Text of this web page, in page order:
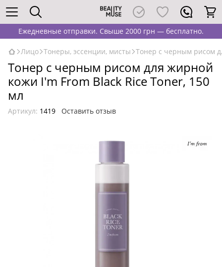
Ежедневные отправки. Свыше 2000 грн — бесплатно.
Лицо Тонеры, эссенции, мисты Тонер с черным рисом
Тонер с черным рисом для жирной
кожи I'm From Black Rice Toner, 150
мл
Артикул: 1419 Оставить отзыв